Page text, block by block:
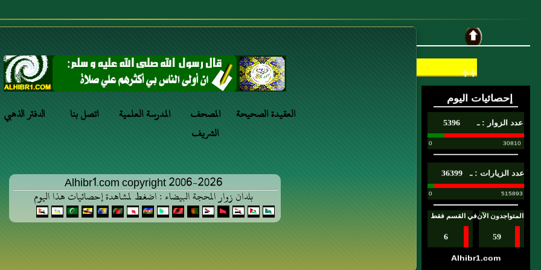
9 : باب اسْتِقْبَالِ الْحَاجِّ الْقَادِمِينَ وَالثَّلاَثَةِ
الدفتر الذهبي
اتصل بنا المدرسة العلمية
المصحف
الشريف
العقيدة الصحيحة
Alhibr1.com copyright 2006-2026
بلدان زوار المحجة البيضاء : اضغط لمشاهدة إحصائيات هذا اليوم
++